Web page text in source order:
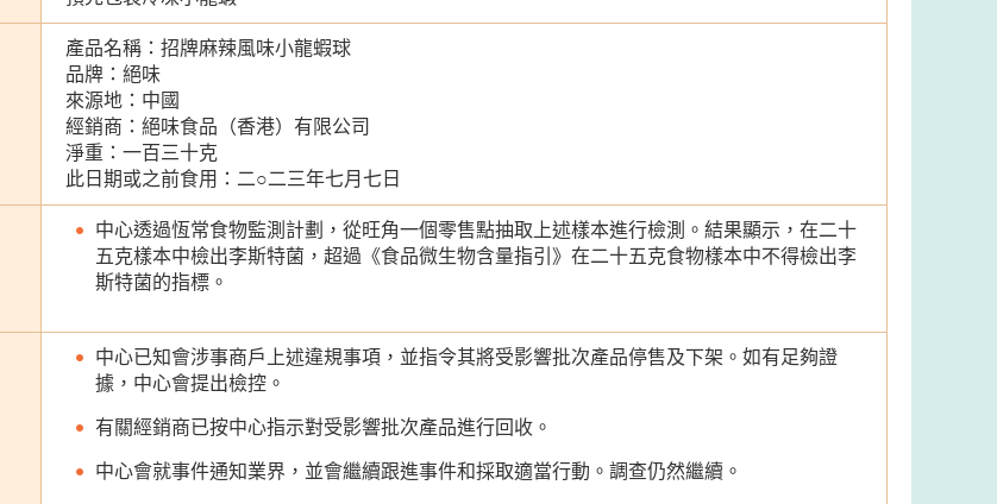
產品名稱：招牌麻辣風味小龍蝦球
品牌：絕味
來源地：中國
經銷商：絕味食品（香港）有限公司
淨重：一百三十克
此日期或之前食用：二○二三年七月七日
中心透過恆常食物監測計劃，從旺角一個零售點抽取上述樣本進行檢測。結果顯示，在二十
五克樣本中檢出李斯特菌，超過《食品微生物含量指引》在二十五克食物樣本中不得檢出李
斯特菌的指標。
中心已知會涉事商戶上述違規事項，並指令其將受影響批次產品停售及下架。如有足夠證
據，中心會提出檢控。
有關經銷商已按中心指示對受影響批次產品進行回收。
中心會就事件通知業界，並會繼續跟進事件和採取適當行動。調查仍然繼續。